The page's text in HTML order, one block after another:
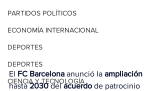
PARTIDOS POLÍTICOS
ECONOMÍA INTERNACIONAL
DEPORTES
DEPORTES
CIENCIA Y TECNOLOGÍA
El FC Barcelona anunció la ampliación
hasta 2030 del acuerdo de patrocinio